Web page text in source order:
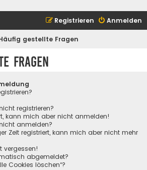
Anmelden
Registrieren
gestellte Fragen
Fragen
registrieren?
kann mich aber nicht anmelden!
anmelden?
Zeit registriert, kann mich aber nicht mehr
vergessen!
abgemeldet?
Cookies löschen“?